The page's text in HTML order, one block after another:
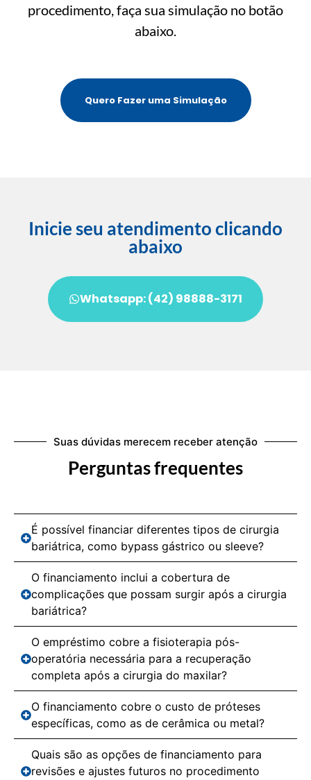
procedimento, faça sua simulação no botão
abaixo.
Quero Fazer uma Simulação
Inicie seu atendimento clicando
abaixo
Whatsapp: (42) 98888-3171
Suas dúvidas merecem receber atenção
Perguntas frequentes
É possível financiar diferentes tipos de cirurgia
bariátrica, como bypass gástrico ou sleeve?
O financiamento inclui a cobertura de
complicações que possam surgir após a cirurgia
bariátrica?
O empréstimo cobre a fisioterapia pós-
operatória necessária para a recuperação
completa após a cirurgia do maxilar?
O financiamento cobre o custo de próteses
específicas, como as de cerâmica ou metal?
Quais são as opções de financiamento para
revisões e ajustes futuros no procedimento